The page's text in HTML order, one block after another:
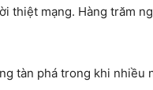
thiệt mạng. Hàng trăm
tàn phá trong khi nhiều